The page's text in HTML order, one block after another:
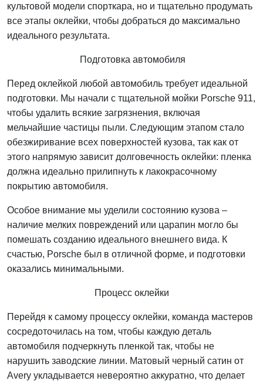
культовой модели спорткара, но и тщательно продумать
все этапы оклейки, чтобы добраться до максимально
идеального результата.
Подготовка автомобиля
Перед оклейкой любой автомобиль требует идеальной
подготовки. Мы начали с тщательной мойки Porsche 911,
чтобы удалить всякие загрязнения, включая
мельчайшие частицы пыли. Следующим этапом стало
обезжиривание всех поверхностей кузова, так как от
этого напрямую зависит долговечность оклейки: пленка
должна идеально прилипнуть к лакокрасочному
покрытию автомобиля.
Особое внимание мы уделили состоянию кузова –
наличие мелких повреждений или царапин могло бы
помешать созданию идеального внешнего вида. К
счастью, Porsche был в отличной форме, и подготовки
оказались минимальными.
Процесс оклейки
Перейдя к самому процессу оклейки, команда мастеров
сосредоточилась на том, чтобы каждую деталь
автомобиля подчеркнуть пленкой так, чтобы не
нарушить заводские линии. Матовый черный сатин от
Avery укладывается невероятно аккуратно, что делает